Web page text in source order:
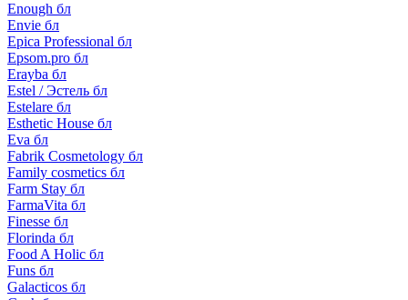
Enough бл
Envie бл
Epica Professional бл
Epsom.pro бл
Erayba бл
Estel / Эстель бл
Estelare бл
Esthetic House бл
Eva бл
Fabrik Cosmetology бл
Family cosmetics бл
Farm Stay бл
FarmaVita бл
Finesse бл
Florinda бл
Food A Holic бл
Funs бл
Galacticos бл